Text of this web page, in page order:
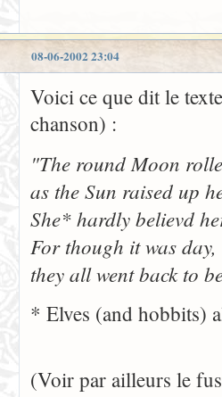
08-06-2002 23:04
Voici ce que dit le
chanson) :
"The round Moon
as the Sun raised up
She* hardly believd
For though it was
they all went back to
* Elves (and hobbits)
(Voir par ailleurs le